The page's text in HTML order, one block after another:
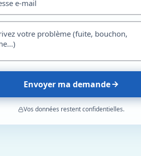
Envoyer ma demande
Vos données restent confidentielles.